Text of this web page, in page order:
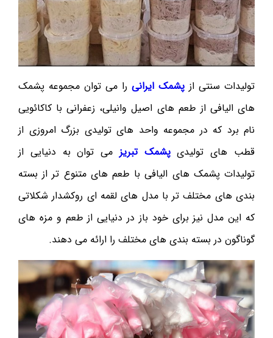
تولیدات سنتی از پشمک ایرانی را می توان مجموعه پشمک
های الیافی از طعم های اصیل وانیلی، زعفرانی با کاکائویی
نام برد که در مجموعه واحد های تولیدی بزرگ امروزی از
قطب های تولیدیپشمک تبریز می توان به دنیایی از
تولیدات پشمک های الیافی با طعم های متنوع تر از بسته
بندی های مختلف تر با مدل های لقمه ای روکشدار شکلاتی
که این مدل نیز برای خود باز در دنیایی از طعم و مزه های
گوناگون در بسته بندی های مختلف را ارائه می دهند.